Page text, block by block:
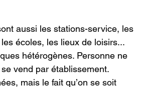
aussi les stations-service, les
écoles, les lieux de loisirs...
hétérogènes. Personne ne
vend par établissement.
mais le fait qu’on se soit